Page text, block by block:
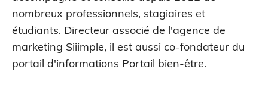
nombreux professionnels, stagiaires et
étudiants. Directeur associé de l'agence de
marketing Siiimple, il est aussi co-fondateur du
portail d'informations Portail bien-être.